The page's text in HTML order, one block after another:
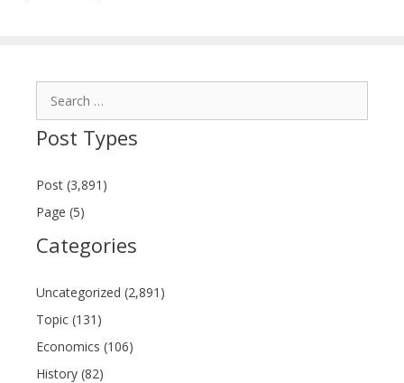
Post Types
Post (3,891)
Page (5)
Categories
Uncategorized (2,891)
Topic (131)
Economics (106)
History (82)